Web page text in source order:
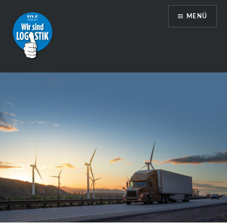
Inhalt
springen
Wir sind Logistik
MENÜ